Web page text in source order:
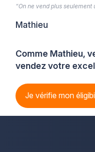
Comme Mathieu,
vendez votre
Je vérifie mon
“On ne vend plus
Mathieu